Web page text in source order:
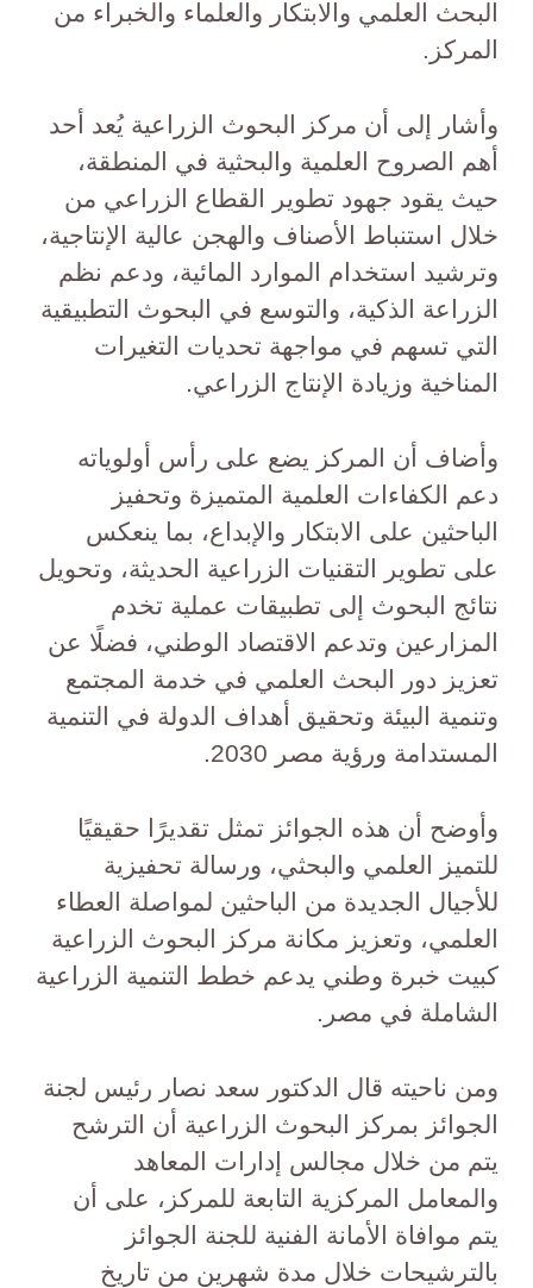
البحث العلمي والابتكار والعلماء والخبراء من
المركز.
وأشار إلى أن مركز البحوث الزراعية يُعد أحد
أهم الصروح العلمية والبحثية في المنطقة،
حيث يقود جهود تطوير القطاع الزراعي من
خلال استنباط الأصناف والهجن عالية الإنتاجية،
وترشيد استخدام الموارد المائية، ودعم نظم
الزراعة الذكية، والتوسع في البحوث التطبيقية
التي تسهم في مواجهة تحديات التغيرات
المناخية وزيادة الإنتاج الزراعي.
وأضاف أن المركز يضع على رأس أولوياته
دعم الكفاءات العلمية المتميزة وتحفيز
الباحثين على الابتكار والإبداع، بما ينعكس
على تطوير التقنيات الزراعية الحديثة، وتحويل
نتائج البحوث إلى تطبيقات عملية تخدم
المزارعين وتدعم الاقتصاد الوطني، فضلًا عن
تعزيز دور البحث العلمي في خدمة المجتمع
وتنمية البيئة وتحقيق أهداف الدولة في التنمية
المستدامة ورؤية مصر 2030.
وأوضح أن هذه الجوائز تمثل تقديرًا حقيقيًا
للتميز العلمي والبحثي، ورسالة تحفيزية
للأجيال الجديدة من الباحثين لمواصلة العطاء
العلمي، وتعزيز مكانة مركز البحوث الزراعية
كبيت خبرة وطني يدعم خطط التنمية الزراعية
الشاملة في مصر.
ومن ناحيته قال الدكتور سعد نصار رئيس لجنة
الجوائز بمركز البحوث الزراعية أن الترشح
يتم من خلال مجالس إدارات المعاهد
والمعامل المركزية التابعة للمركز، على أن
يتم موافاة الأمانة الفنية للجنة الجوائز
بالترشيحات خلال مدة شهرين من تاريخ